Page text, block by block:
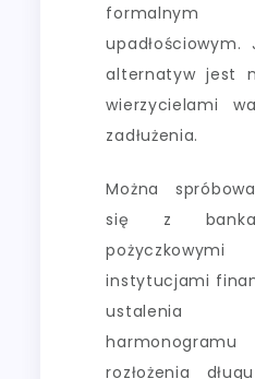
formalnym
alternatyw jest
wierzycielami
zadłużenia.
Można
się z
instytucjami
ustalenia
rozłożenia